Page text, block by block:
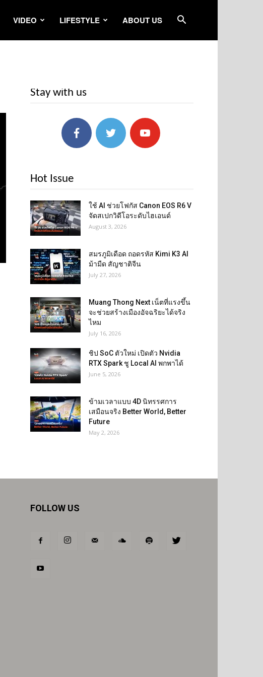
VIDEO LIFESTYLE ABOUT US
Stay with us
Hot Issue
ใช้ AI ช่วยโฟกัส Canon EOS R6 V
จัดสเปกวิดีโอระดับไฮเอนด์
August 3, 2026
สมรภูมิเดือด ถอดรหัส Kimi K3 AI
ม้ามืด สัญชาติจีน
July 27, 2026
Muang Thong Next เน็ตที่แรงขึ้น
จะช่วยสร้างเมืองอัจฉริยะได้จริง
ไหม
July 16, 2026
ชิป SoC ตัวใหม่ เปิดตัว Nvidia
RTX Spark ชู Local AI พกพาได้
June 5, 2026
ข้ามเวลาแบบ 4D นิทรรศการ
เสมือนจริง Better World, Better
Future
May 2, 2026
FOLLOW US